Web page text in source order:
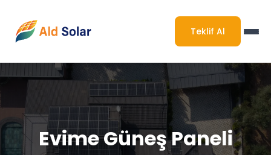
Teklif Al
Evime Güneş Paneli